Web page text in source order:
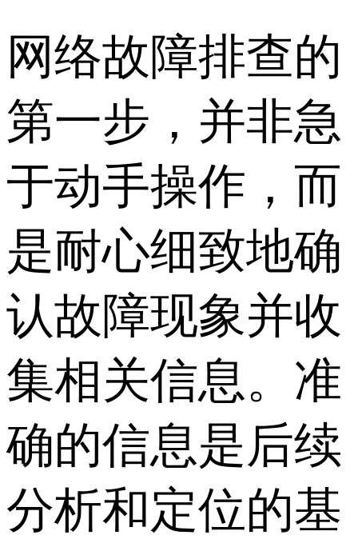
网络故障排查的
第一步，并非急
于动手操作，而
是耐心细致地确
认故障现象并收
集相关信息。准
确的信息是后续
分析和定位的基